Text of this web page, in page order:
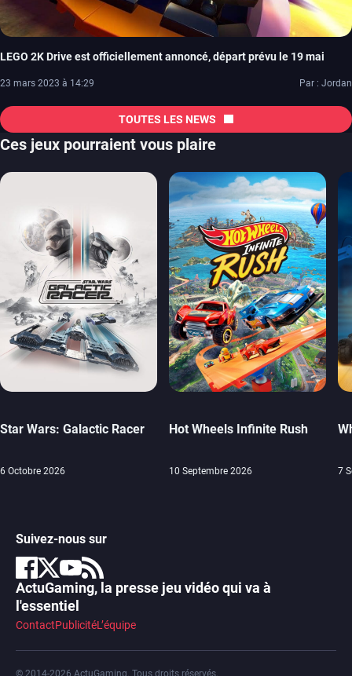
LEGO 2K Drive est officiellement annoncé, départ prévu le 19 mai
23 mars 2023 à 14:29 Par : Jordan
TOUTES LES NEWS
Ces jeux pourraient vous plaire
Star Wars: Galactic Racer
6 Octobre 2026
Hot Wheels Infinite Rush
10 Septembre 2026 7
Suivez-nous sur
ActuGaming, la presse jeu vidéo qui va à
l'essentiel
ContactPublicitéL’équipe
© 2014-2026 ActuGaming. Tous droits réservés.